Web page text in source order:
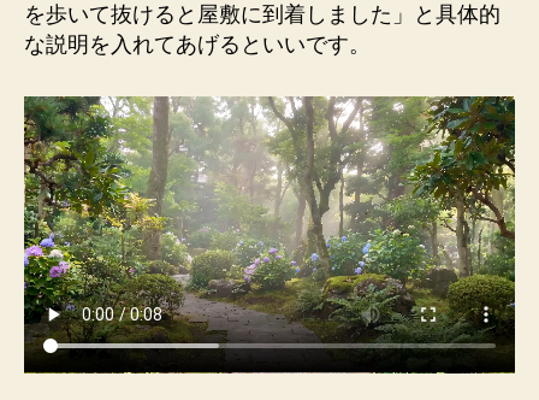
を歩いて抜けると屋敷に到着しました」と具体的
な説明を入れてあげるといいです。